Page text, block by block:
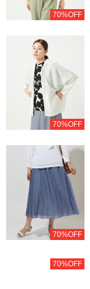
70%OFF
70%OFF
70%OFF
70%OFF